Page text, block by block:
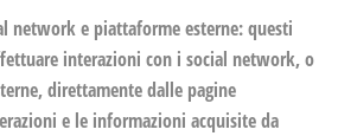
network e piattaforme esterne:questi
interazioni con i social network, o
direttamente dalle pagine
e le informazioni acquisite da